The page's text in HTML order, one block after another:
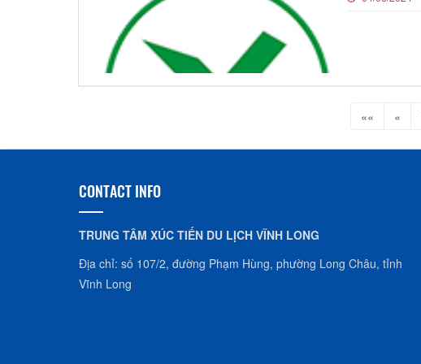
«« «
CONTACT INFO
TRUNG TÂM XÚC TIẾN DU LỊCH VĨNH LONG
Địa chỉ: số 107/2, đường Phạm Hùng, phường Long Châu, tỉnh
Vĩnh Long